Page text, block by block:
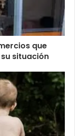
que
situación